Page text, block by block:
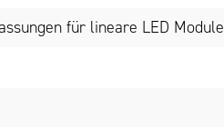
für lineare LED Module